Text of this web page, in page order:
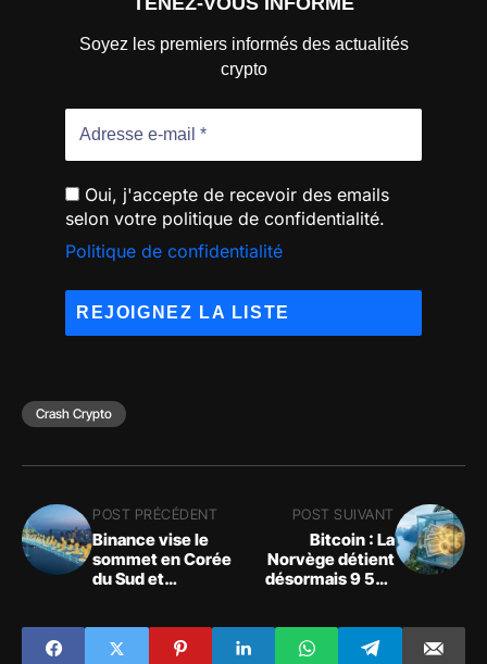
Soyez les premiers informés des actualités
crypto
Oui, j'accepte de recevoir des emails
selon votre politique de confidentialité.
Politique de confidentialité
Crash Crypto
POST PRÉCÉDENT
Binance vise le
sommet en Corée
du Sud et
POST SUIVANT
Bitcoin : La
Norvège détient
désormais 9 573